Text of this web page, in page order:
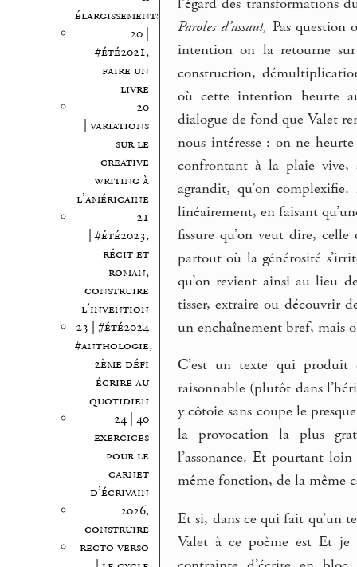
élargissements
20 |
#été2021,
faire un
livre
20
| variations
sur le
creative
writing à
l’américaine
21
| #été2023,
récit et
roman,
construire
l’invention
23 | #été2024
#anthologie,
2ème défi
écrire au
quotidien
24 | 40
exercices
pour le
carnet
d’écrivain
2026,
construire
recto verso
Paroles d’assaut, Pas question
intention on la retourne
construction,
où cette intention heurte
dialogue de fond que Valet
nous intéresse : on ne
confrontant à la plaie vive,
agrandit, qu’on
linéairement, en faisant
fissure qu’on veut dire,
partout où la générosité
qu’on revient ainsi au lieu
tisser, extraire ou découvrir
un enchaînement bref, mais
C’est un texte qui produit
raisonnable (plutôt dans
y côtoie sans coupe le
la provocation la plus
l’assonance. Et pourtant
même fonction, de la même
Et si, dans ce qui fait qu’un
Valet à ce poème est Et